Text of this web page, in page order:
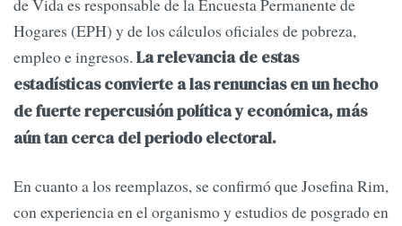
de Vida es responsable de la Encuesta Permanente de
Hogares (EPH) y de los cálculos oficiales de pobreza,
empleo e ingresos. La relevancia de estas
estadísticas convierte a las renuncias en un hecho
de fuerte repercusión política y económica, más
aún tan cerca del periodo electoral.
En cuanto a los reemplazos, se confirmó que Josefina Rim,
con experiencia en el organismo y estudios de posgrado en